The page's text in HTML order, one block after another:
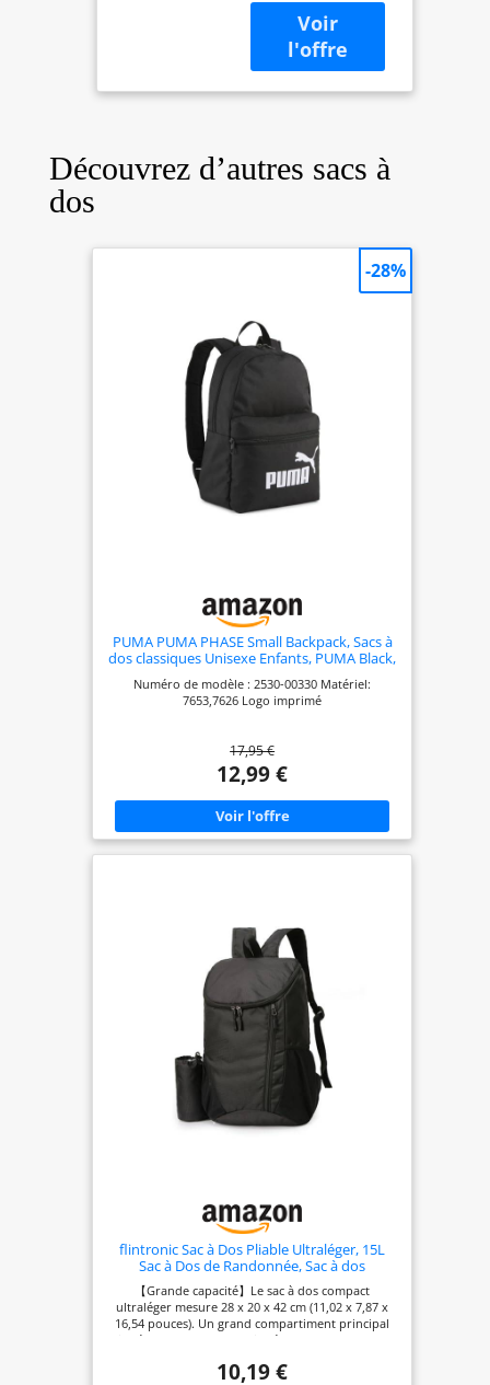
Dos, Universel,
Compartiment
pour
Notebook,
de marque:
Universel Taille
maximum d'écran
de Notebook: 38,1
Découvrez d’autres sacs à
dos
PUMA PUMA PHASE Small Backpack, Sacs à
dos classiques Unisexe Enfants, PUMA Black,
OSFA - 091323
Numéro de modèle : 2530-00330 Matériel:
7653,7626 Logo imprimé
17,95 €
12,99 €
-28%
flintronic Sac à Dos Pliable Ultraléger, 15L
Sac à Dos de Randonnée, Sac à dos
Imperméable Unisexe, Confort et Légèreté,
pour le Sport en Plein air Marche
Randonnée Camping et Vélo, Noir
【Grande capacité】Le sac à dos compact
ultraléger mesure 28 x 20 x 42 cm (11,02 x 7,87 x
16,54 pouces). Un grand compartiment principal
zippé, une poche avant zippée et deux poches en
parapluies. Le sac à dos de sport de plein air
10,19 €